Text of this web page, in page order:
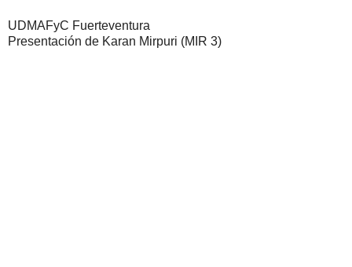
UDMAFyC Fuerteventura
Presentación de Karan Mirpuri (MIR 3)